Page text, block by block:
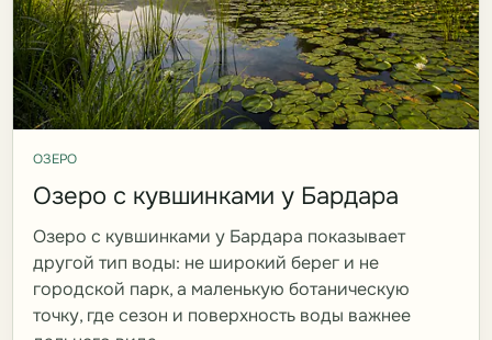
ОЗЕРО
Озеро с кувшинками у Бардара
Озеро с кувшинками у Бардара показывает
другой тип воды: не широкий берег и не
городской парк, а маленькую ботаническую
точку, где сезон и поверхность воды важнее